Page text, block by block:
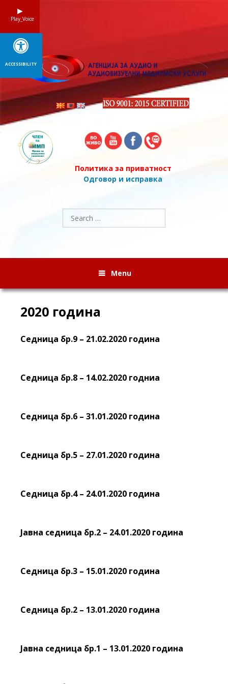
Политика за приватност
Одговор и исправка
Search
for:
Menu
2020 година
Седница бр.9 – 21.02.2020 година
Седница бр.8 – 14.02.2020 годниа
Седница бр.6 – 31.01.2020 година
Седница бр.5 – 27.01.2020 година
Седница бр.4 – 24.01.2020 година
Јавна седница бр.2 – 24.01.2020 година
Седница бр.3 – 15.01.2020 година
Седница бр.2 – 13.01.2020 година
Јавна седница бр.1 – 13.01.2020 година
Play_Voice
ACCESSIBILITY